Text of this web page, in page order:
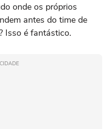
onde os próprios
antes do time de
Isso é fantástico.